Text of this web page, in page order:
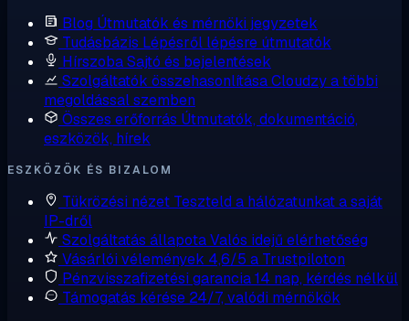
Blog Útmutatók és mérnöki jegyzetek
Tudásbázis Lépésről lépésre útmutatók
HírszobaSajtó és bejelentések
Szolgáltatók összehasonlításaCloudzy a többi
megoldással szemben
Összes erőforrás Útmutatók, dokumentáció,
eszközök, hírek
ESZKÖZÖK ÉS BIZALOM
Tükrözési nézet Teszteld a hálózatunkat a saját
IP-dről
Szolgáltatás állapotaValós idejű elérhetőség
Vásárlói vélemények 4,6/5 a Trustpiloton
Pénzvisszafizetési garancia14 nap, kérdés nélkül
Támogatás kérése 24/7, valódi mérnökök